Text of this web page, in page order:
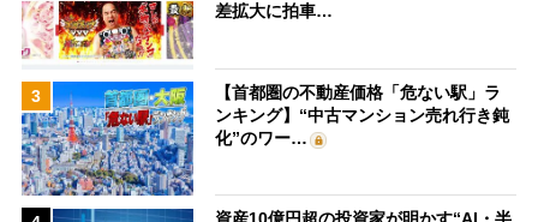
差拡大に拍車…
3
【首都圏の不動産価格「危ない駅」ラ
ンキング】“中古マンション売れ行き鈍
化”のワー…